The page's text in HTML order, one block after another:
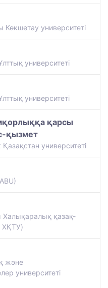
университеті
университеті
университеті
қарсы
қызмет
университеті
қазақ-
ХҚТУ)
және
университеті